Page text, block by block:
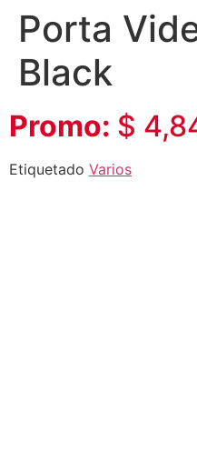
Porta
Black
Promo: $
Etiquetado Varios